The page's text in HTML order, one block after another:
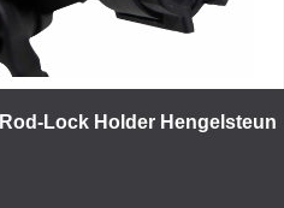
Lock Holder Hengelsteun